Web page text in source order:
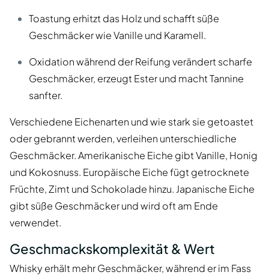
Toastung erhitzt das Holz und schafft süße
Geschmäcker wie Vanille und Karamell.
Oxidation während der Reifung verändert scharfe
Geschmäcker, erzeugt Ester und macht Tannine
sanfter.
Verschiedene Eichenarten und wie stark sie getoastet
oder gebrannt werden, verleihen unterschiedliche
Geschmäcker. Amerikanische Eiche gibt Vanille, Honig
und Kokosnuss. Europäische Eiche fügt getrocknete
Früchte, Zimt und Schokolade hinzu. Japanische Eiche
gibt süße Geschmäcker und wird oft am Ende
verwendet.
Geschmackskomplexität & Wert
Whisky erhält mehr Geschmäcker, während er im Fass